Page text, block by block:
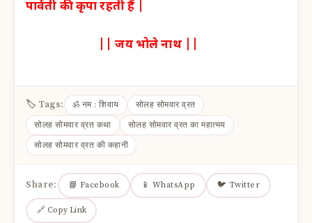
पार्वती की कृपा रहती हैं |
|| जय भोले नाथ ||
🏷 Tags: ॐ नम : शिवाय
सोलह सोमवार व्रत
सोलह सोमवार व्रत कथा
सोलह सोमवार व्रत का महात्मय
सोलह सोमवार व्रत की कहानी
Share: 📘 Facebook 📱 WhatsApp 🐦 Twitter
🔗 Copy Link